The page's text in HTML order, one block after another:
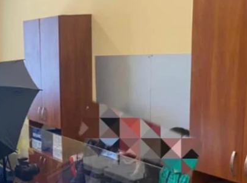
Львовской области
в Украину за месяц до начала
территорию Украины, чем превысили
области.
россияне не сообщают. Их привлекли к
Кодекса Украины об административных
санкцией, в миграционной службе не
возвращении нелегалов.